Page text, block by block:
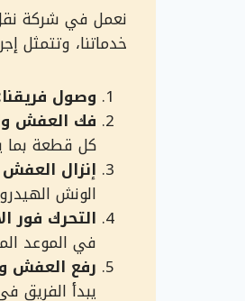
نعمل في شركة
خدماتنا، وتتمثل
وصول
فك العفش
كل قطعة بما
إنزال
الونش
التحرك فور
في الموعد
رفع العفش
يبدأ الفريق